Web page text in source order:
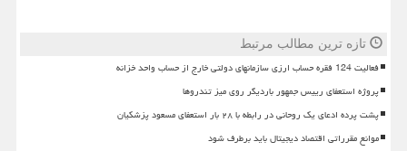
تازه ترین مطالب مرتبط
فعالیت 124 فقره حساب ارزی سازمانهای دولتی خارج از حساب واحد خزانه
پروژه استعفای رییس جمهور باردیگر روی میز تندروها
پشت پرده ادعای یک روحانی در رابطه با ۲۸ بار استعفای مسعود پزشکیان
موانع مقرراتی اقتصاد دیجیتال باید برطرف شود